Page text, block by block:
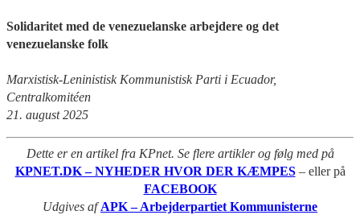
Solidaritet med de venezuelanske arbejdere og det
venezuelanske folk
Marxistisk-Leninistisk Kommunistisk Parti i Ecuador,
Centralkomitéen
21. august 2025
Dette er en artikel fra KPnet. Se flere artikler og følg med på
KPNET.DK – NYHEDER HVOR DER KÆMPES – eller på
FACEBOOK
Udgives afAPK – Arbejderpartiet Kommunisterne